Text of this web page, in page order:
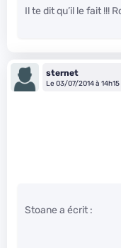
Il te dit qu’il le fait !!!
sternet
Le 03/07/2014 à 14h15
Stoane a écrit :